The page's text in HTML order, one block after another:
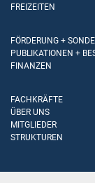
FREIZEITEN
FÖRDERUNG +
PUBLIKATIONEN +
FINANZEN
FACHKRÄFTE
ÜBER UNS
MITGLIEDER
STRUKTUREN